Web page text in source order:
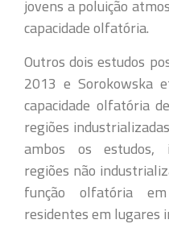
jovens a poluição
capacidade olfatória.
Outros dois estudos
2013 e Sorokowska
capacidade olfatória
regiões
ambos os estudos,
regiões não
função olfatória
residentes em lugares